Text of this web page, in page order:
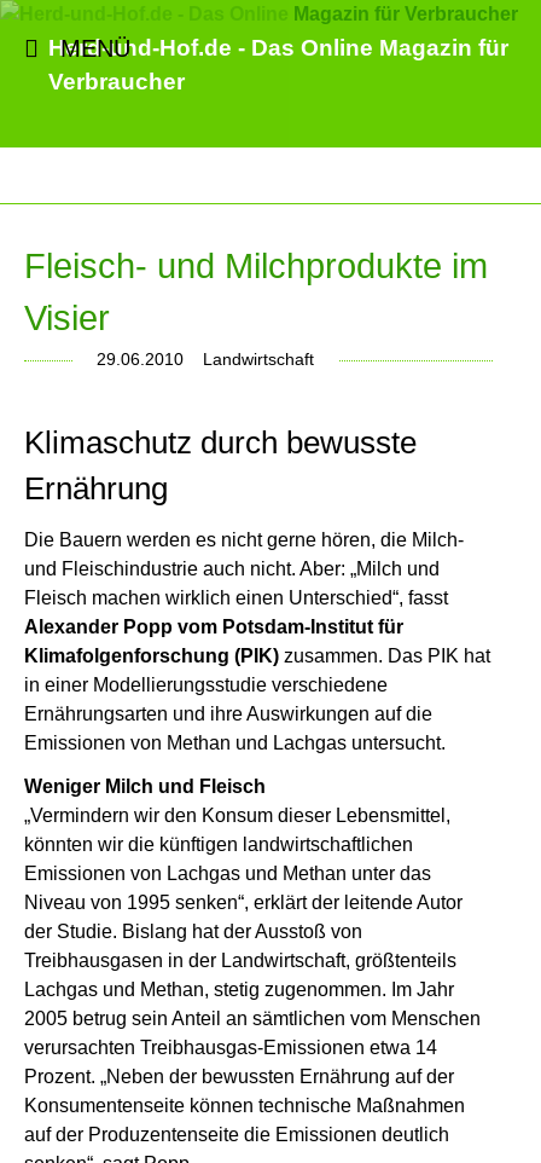
Herd-und-Hof.de - Das Online Magazin für
Verbraucher
MENÜ
Fleisch- und Milchprodukte im
Visier
29.06.2010 Landwirtschaft
Klimaschutz durch bewusste
Ernährung
Die Bauern werden es nicht gerne hören, die Milch-
und Fleischindustrie auch nicht. Aber: „Milch und
Fleisch machen wirklich einen Unterschied“, fasst
Alexander Popp vom Potsdam-Institut für
Klimafolgenforschung (PIK) zusammen. Das PIK hat
in einer Modellierungsstudie verschiedene
Ernährungsarten und ihre Auswirkungen auf die
Emissionen von Methan und Lachgas untersucht.
Weniger Milch und Fleisch
„Vermindern wir den Konsum dieser Lebensmittel,
könnten wir die künftigen landwirtschaftlichen
Emissionen von Lachgas und Methan unter das
Niveau von 1995 senken“, erklärt der leitende Autor
der Studie. Bislang hat der Ausstoß von
Treibhausgasen in der Landwirtschaft, größtenteils
Lachgas und Methan, stetig zugenommen. Im Jahr
2005 betrug sein Anteil an sämtlichen vom Menschen
verursachten Treibhausgas-Emissionen etwa 14
Prozent. „Neben der bewussten Ernährung auf der
Konsumentenseite können technische Maßnahmen
auf der Produzentenseite die Emissionen deutlich